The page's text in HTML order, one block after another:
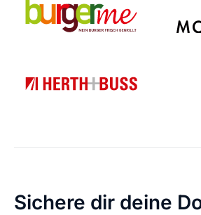
Sichere dir deine